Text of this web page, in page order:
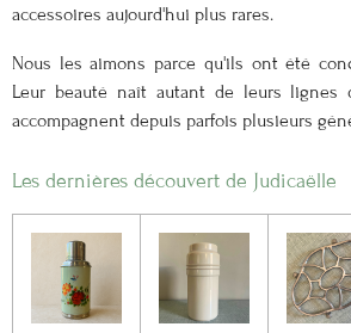
accessoires aujourd'hui plus rares.
Nous les aimons parce qu'ils ont été
Leur beauté naît autant de leurs lignes
accompagnent depuis parfois plusieurs
Les dernières découvert de Judicaëlle